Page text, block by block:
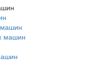
машин